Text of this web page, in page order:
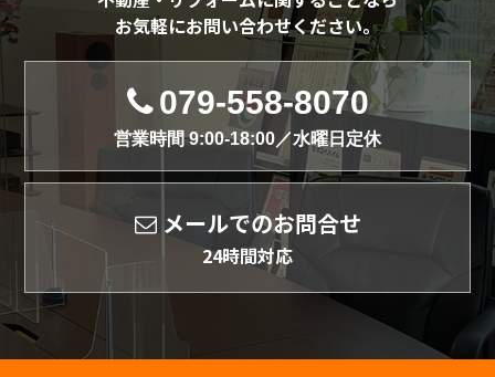
お気軽にお問い合わせください。
079-558-8070
営業時間 9:00-18:00／水曜日定休
メールでのお問合せ
24時間対応